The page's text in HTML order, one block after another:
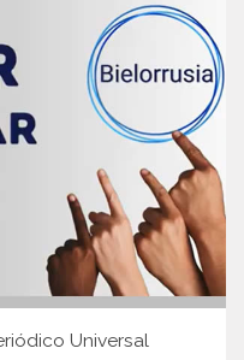
Universal